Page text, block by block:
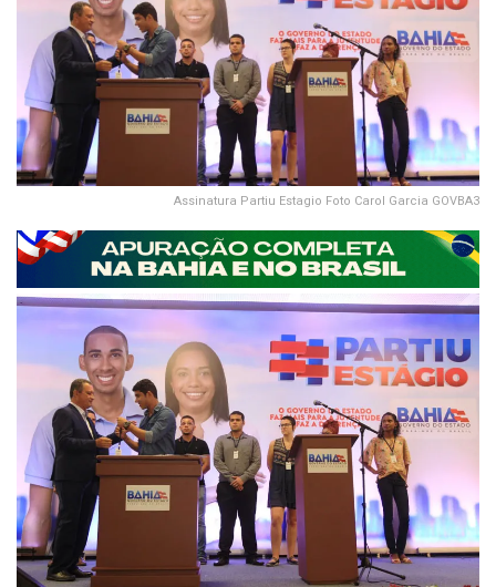
Assinatura Partiu Estagio Foto Carol Garcia GOVBA3